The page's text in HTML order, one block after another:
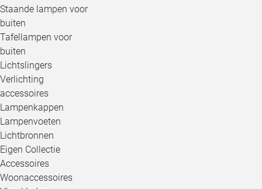
Staande lampen voor
buiten
Tafellampen voor
buiten
Lichtslingers
Verlichting
accessoires
Lampenkappen
Lampenvoeten
Lichtbronnen
Eigen Collectie
Accessoires
Woonaccessoires